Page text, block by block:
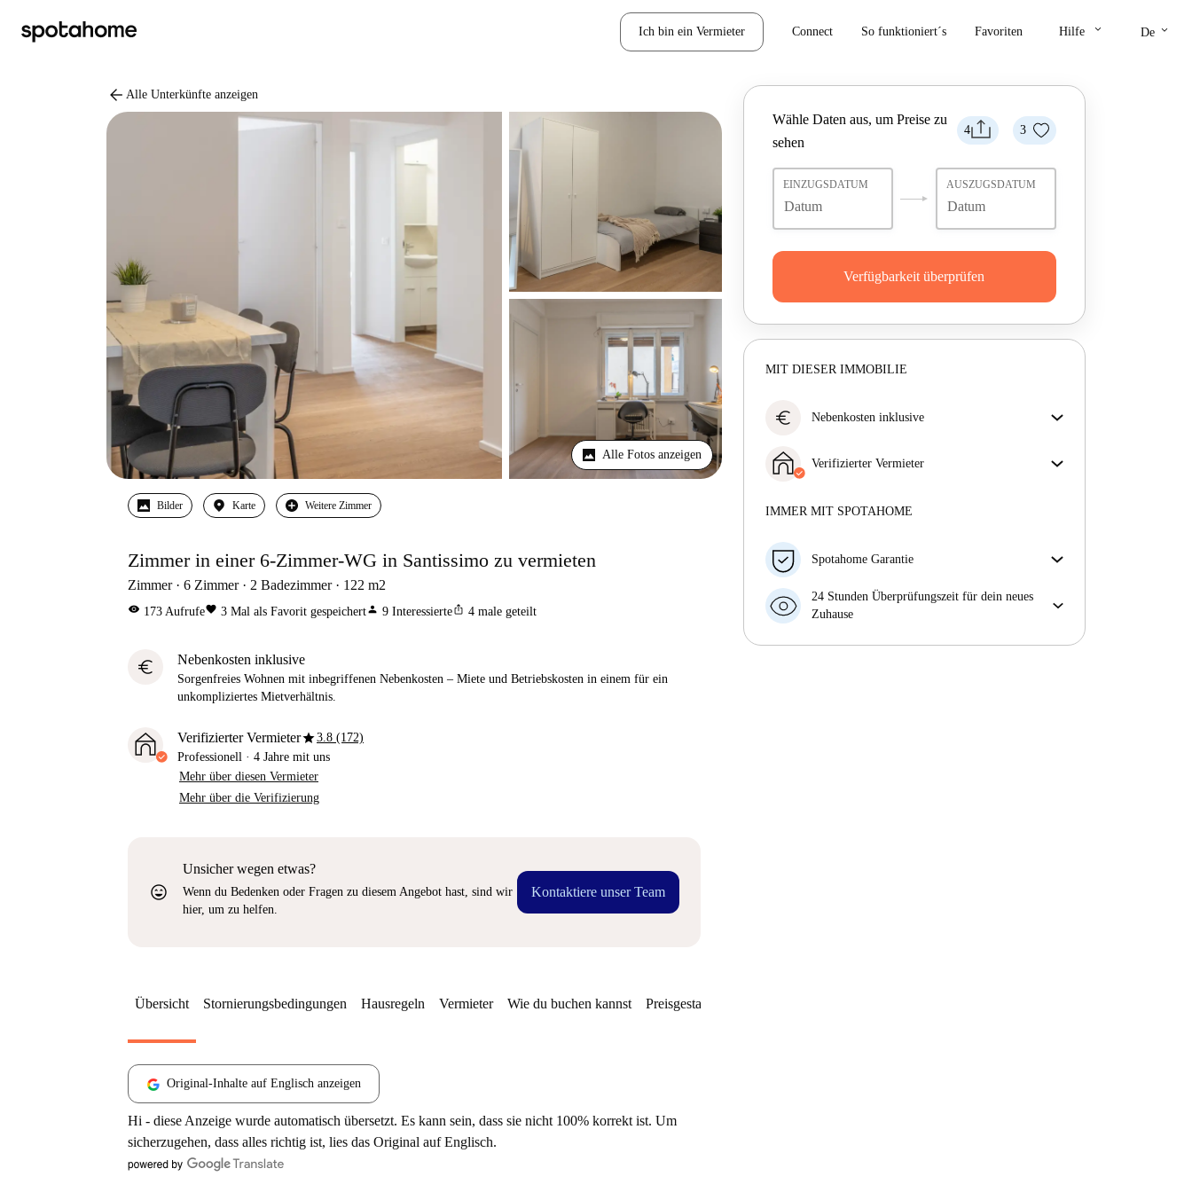
Ich bin ein Vermieter Connect So funktioniert´s Favoriten Hilfe keyboard_arrow_down De keyboard_arrow_down
arrow_back Alle Unterkünfte anzeigen
Alle Fotos anzeigen
Bilder Karte Weitere Zimmer
Zimmer in einer 6-Zimmer-WG in Santissimo zu vermieten
Zimmer 6 Zimmer 2 Badezimmer 122 m2
visibility 173 Aufrufefavorite 3 Mal als Favorit gespeichertperson 9 Interessierteios_share 4 male geteilt
euro Nebenkosten inklusive
Sorgenfreies Wohnen mit inbegriffenen Nebenkosten – Miete und Betriebskosten in einem für ein
unkompliziertes Mietverhältnis.
Verifizierter Vermieterstar3.8 (172)
Professionell · 4 Jahre mit uns
Mehr über diesen Vermieter
Mehr über die Verifizierung
sentiment_very_satisfied
Unsicher wegen etwas?
Wenn du Bedenken oder Fragen zu diesem Angebot hast, sind wir
hier, um zu helfen.
Kontaktiere unser Team
4 3
Wähle Daten aus, um Preise zu
sehen
EINZUGSDATUM AUSZUGSDATUM
Verfügbarkeit überprüfen
MIT DIESER IMMOBILIE
euro Nebenkosten inklusive
– Miete und Betriebskosten in einem für ein
unkompliziertes Mietverhältnis.
Verifizierter Vermieter
Mehr über diesen Vermieter
IMMER MIT SPOTAHOME
Spotahome Garantie
Falls der Vermieter deine Buchung kurzfristig
storniert, werden wir dir entweder A) ein Hotel
finden oder B) den gezahlten Betrag vollständig
24 Stunden Überprüfungszeit für dein neues
Zuhause
Übersicht Stornierungsbedingungen Hausregeln Vermieter Wie du buchen kannst Preisgestaltung
Original-Inhalte auf Englisch anzeigen
Hi - diese Anzeige wurde automatisch übersetzt. Es kann sein, dass sie nicht 100% korrekt ist. Um
sicherzugehen, dass alles richtig ist, lies das Original auf Englisch.